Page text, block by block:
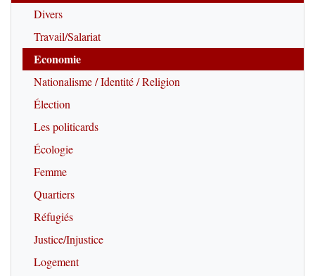
Divers
Travail/Salariat
Economie
Nationalisme / Identité / Religion
Élection
Les politicards
Écologie
Femme
Quartiers
Réfugiés
Justice/Injustice
Logement